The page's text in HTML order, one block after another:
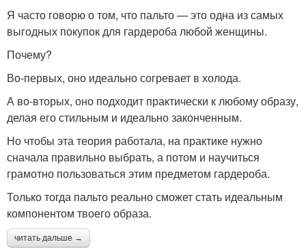
Я часто говорю о том, что пальто — это одна из самых
выгодных покупок для гардероба любой женщины.
Почему?
Во-первых, оно идеально согревает в холода.
А во-вторых, оно подходит практически к любому образу,
делая его стильным и идеально законченным.
Но чтобы эта теория работала, на практике нужно
сначала правильно выбрать, а потом и научиться
грамотно пользоваться этим предметом гардероба.
Только тогда пальто реально сможет стать идеальным
компонентом твоего образа.
читать дальше →